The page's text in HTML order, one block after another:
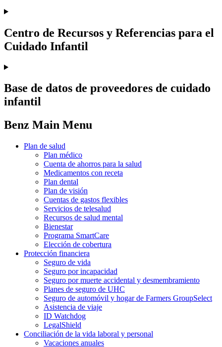
Centro de Recursos y Referencias para el
Cuidado Infantil
Base de datos de proveedores de cuidado
infantil
Benz Main Menu
Plan de salud
Plan médico
Cuenta de ahorros para la salud
Medicamentos con receta
Plan dental
Plan de visión
Cuentas de gastos flexibles
Servicios de telesalud
Recursos de salud mental
Bienestar
Programa SmartCare
Elección de cobertura
Protección financiera
Seguro de vida
Seguro por incapacidad
Seguro por muerte accidental y desmembramiento
Planes de seguro de UHC
Seguro de automóvil y hogar de Farmers GroupSelect
Asistencia de viaje
ID Watchdog
LegalShield
Conciliación de la vida laboral y personal
Vacaciones anuales